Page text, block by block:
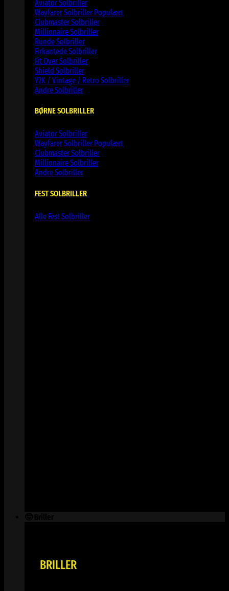
Aviator Solbriller
Wayfarer Solbriller
Clubmaster Solbriller
Millionaire Solbriller
Runde Solbriller
Firkantede Solbriller
Fit Over Solbriller
Shield Solbriller
Y2K / Vintage / Retro Solbriller
Andre Solbriller
BØRNE SOLBRILLER
Aviator Solbriller
Wayfarer Solbriller
Clubmaster Solbriller
Millionaire Solbriller
Andre Solbriller
FEST SOLBRILLER
Alle Fest Solbriller
BRILLER